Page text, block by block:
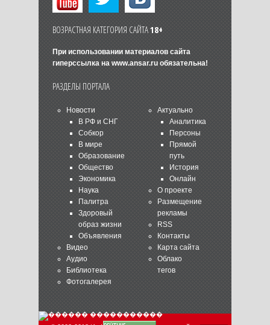
ВОЗРАСТНАЯ КАТЕГОРИЯ САЙТА18+
При использовании материалов сайта
гиперссылка на www.ansar.ruобязательна!
РАЗДЕЛЫ ПОРТАЛА
Новости
В РФ и СНГ
Собкор
В мире
Образование
Общество
Экономика
Наука
Палитра
Здоровый
образ жизни
Объявления
Видео
Аудио
Библиотека
Фотогалерея
Актуально
Аналитика
Персоны
Прямой
путь
История
Онлайн
О проекте
Размещение
рекламы
RSS
Контакты
Карта сайта
Облако
тегов